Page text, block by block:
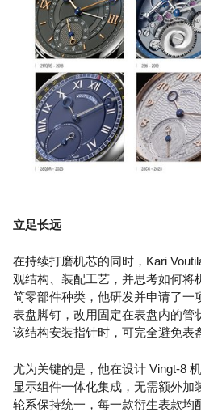
立足长远
在持续打磨机芯的同时，Kari
观结构、装配工艺，并思考如何将
简零部件种类，他研发并申请了一
表盘脚钉，改用固定在表盘内的管
该结构安装指针时，可完全避免表
尤为关键的是，他在设计 Vingt-8
显示组件一体化集成，无需额外加
轮系保持统一，每一款衍生表款均